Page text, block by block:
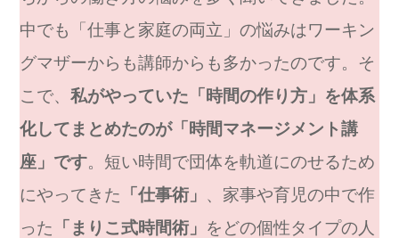
中でも「仕事と家庭の両立」の悩みはワーキン
グマザーからも講師からも多かったのです。そ
こで、 私がやっていた「時間の作り方」を体系
化してまとめたのが「時間マネージメント講
座」です。短い時間で団体を軌道にのせるため
にやってきた 「仕事術」 、家事や育児の中で作
った 「まりこ式時間術」 をどの個性タイプの人